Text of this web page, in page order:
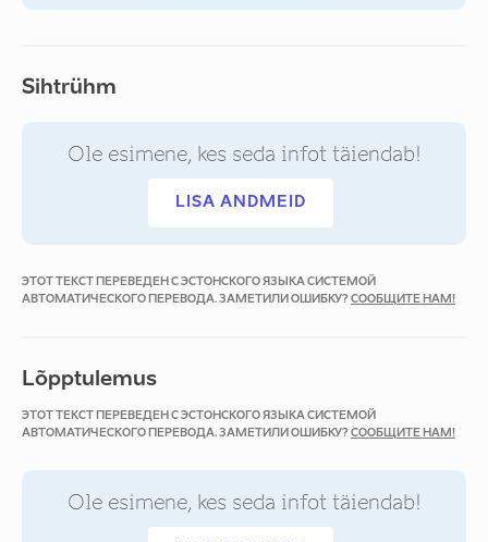
Sihtrühm
Ole esimene, kes seda infot täiendab!
LISA ANDMEID
ЭТОТ ТЕКСТ ПЕРЕВЕДЕН С ЭСТОНСКОГО ЯЗЫКА СИСТЕМОЙ
АВТОМАТИЧЕСКОГО ПЕРЕВОДА. ЗАМЕТИЛИ ОШИБКУ? СООБЩИТЕ НАМ!
Lõpptulemus
ЭТОТ ТЕКСТ ПЕРЕВЕДЕН С ЭСТОНСКОГО ЯЗЫКА СИСТЕМОЙ
АВТОМАТИЧЕСКОГО ПЕРЕВОДА. ЗАМЕТИЛИ ОШИБКУ? СООБЩИТЕ НАМ!
Ole esimene, kes seda infot täiendab!